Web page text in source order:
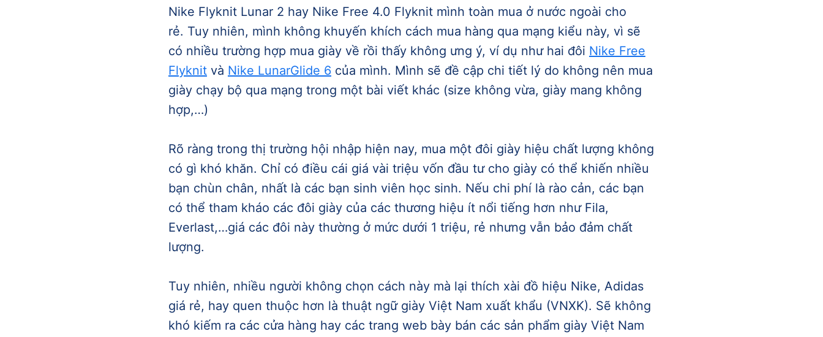
Nike Flyknit Lunar 2 hay Nike Free 4.0 Flyknit mình toàn mua ở nước ngoài cho
rẻ. Tuy nhiên, mình không khuyến khích cách mua hàng qua mạng kiểu này, vì sẽ
có nhiều trường hợp mua giày về rồi thấy không ưng ý, ví dụ như hai đôi Nike Free
Flyknit và Nike LunarGlide 6 của mình. Mình sẽ đề cập chi tiết lý do không nên mua
giày chạy bộ qua mạng trong một bài viết khác (size không vừa, giày mang không
hợp,…)
Rõ ràng trong thị trường hội nhập hiện nay, mua một đôi giày hiệu chất lượng không
có gì khó khăn. Chỉ có điều cái giá vài triệu vốn đầu tư cho giày có thể khiến nhiều
bạn chùn chân, nhất là các bạn sinh viên học sinh. Nếu chi phí là rào cản, các bạn
có thể tham kháo các đôi giày của các thương hiệu ít nổi tiếng hơn như Fila,
Everlast,…giá các đôi này thường ở mức dưới 1 triệu, rẻ nhưng vẫn bảo đảm chất
lượng.
Tuy nhiên, nhiều người không chọn cách này mà lại thích xài đồ hiệu Nike, Adidas
giá rẻ, hay quen thuộc hơn là thuật ngữ giày Việt Nam xuất khẩu (VNXK). Sẽ không
khó kiếm ra các cửa hàng hay các trang web bày bán các sản phẩm giày Việt Nam